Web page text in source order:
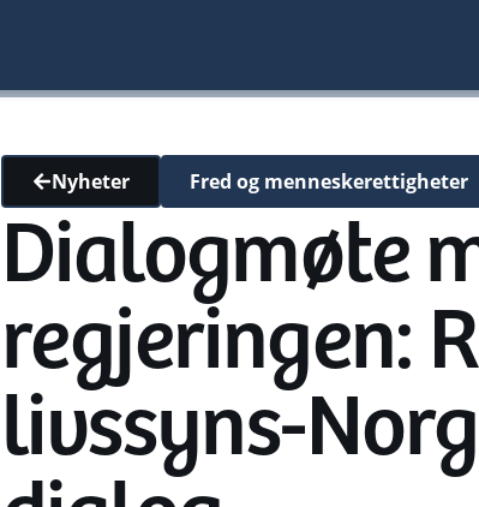
Nyheter Fred og menneskerettigheter
Dialogmøte
regjeringen:
livssyns-